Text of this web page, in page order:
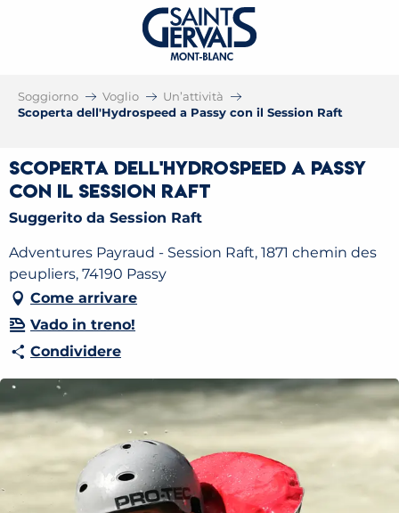
Soggiorno Voglio
Un’attività
Scoperta dell'Hydrospeed a Passy con il Session Raft
Scoperta dell'Hydrospeed a Passy
con il Session Raft
Suggerito da Session Raft
Adventures Payraud - Session Raft, 1871 chemin des
peupliers, 74190 Passy
Come arrivare
Vado in treno!
Condividere